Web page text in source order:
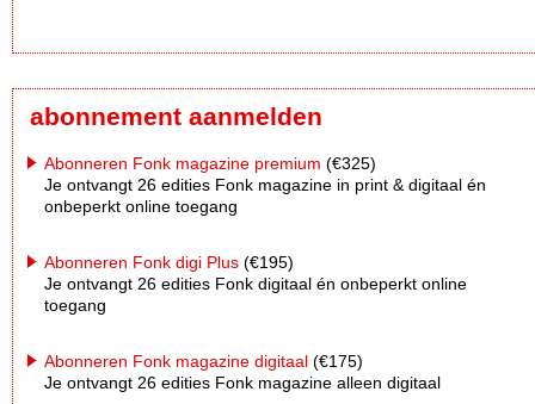
abonnement aanmelden
Abonneren Fonk magazine premium (€325)
Je ontvangt 26 edities Fonk magazine in print & digitaal én
onbeperkt online toegang
Abonneren Fonk digi Plus (€195)
Je ontvangt 26 edities Fonk digitaal én onbeperkt online
toegang
Abonneren Fonk magazine digitaal (€175)
Je ontvangt 26 edities Fonk magazine alleen digitaal